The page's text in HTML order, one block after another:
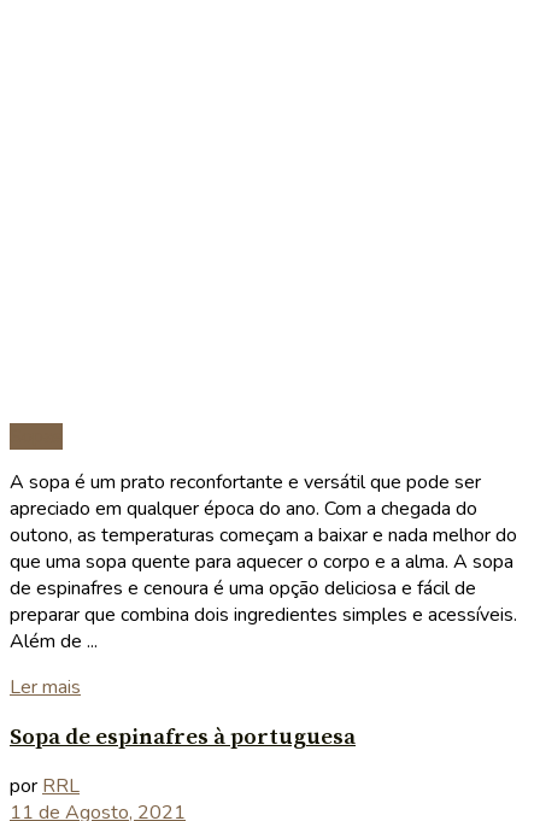
A sopa é um prato reconfortante e versátil que pode ser
apreciado em qualquer época do ano. Com a chegada do
outono, as temperaturas começam a baixar e nada melhor do
que uma sopa quente para aquecer o corpo e a alma. A sopa
de espinafres e cenoura é uma opção deliciosa e fácil de
preparar que combina dois ingredientes simples e acessíveis.
Além de ...
Ler mais
Sopa de espinafres à portuguesa
porRRL
11 de Agosto, 2021